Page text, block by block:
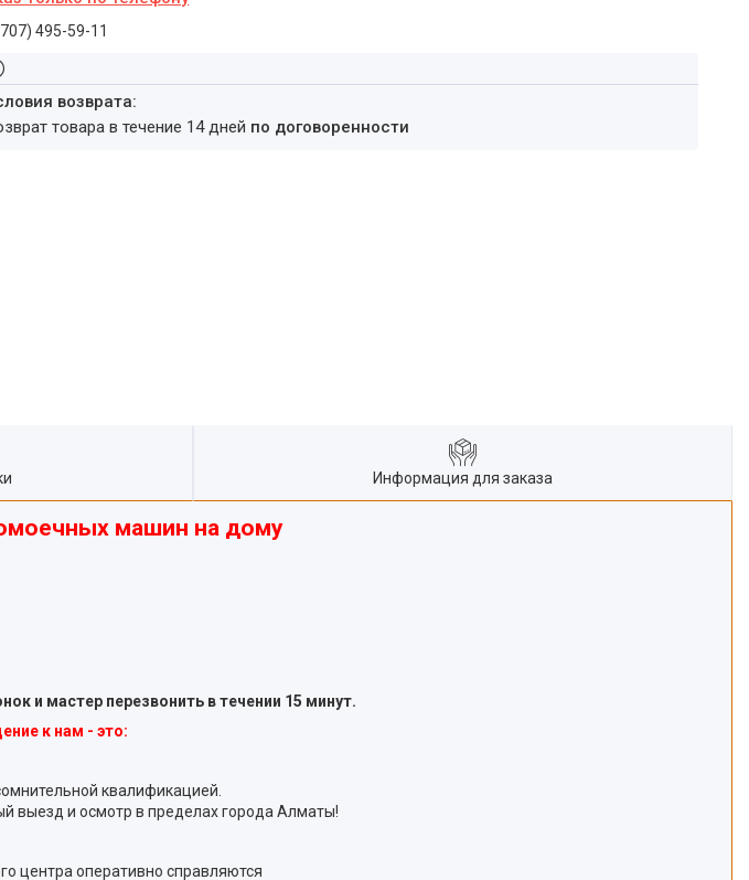
495-59-11
товара в течение 14 дней по договоренности
Информация для заказа
машин на дому
и мастер перезвонить в течении 15 минут.
к нам - это:
квалификацией.
выезд и осмотр в пределах города Алматы!
центра оперативно справляются